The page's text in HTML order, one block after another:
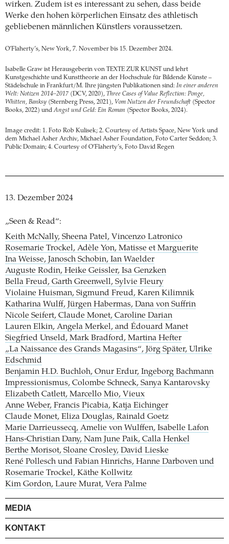
wirken. Zudem ist es interessant zu sehen, dass beide
Werke den hohen körperlichen Einsatz des athletisch
gebliebenen männlichen Künstlers voraussetzen.
O’Flaherty’s, New York, 7. November bis 15. Dezember 2024.
Isabelle Graw ist Herausgeberin von TEXTE ZUR KUNST und lehrt
Kunstgeschichte und Kunsttheorie an der Hochschule für Bildende Künste –
Städelschule in Frankfurt/M. Ihre jüngsten Publikationen sind: In einer anderen
Welt: Notizen 2014–2017 (DCV, 2020), Three Cases of Value Reflection: Ponge,
Whitten, Banksy (Sternberg Press, 2021), Vom Nutzen der Freundschaft (Spector
Books, 2022) und Angst und Geld: Ein Roman (Spector Books, 2024).
Image credit: 1. Foto Rob Kulisek; 2. Courtesy of Artists Space, New York und
dem Michael Asher Archiv, Michael Asher Foundation, Foto Carter Seddon; 3.
Public Domain; 4. Courtesy of O’Flaherty’s, Foto David Regen
13. Dezember 2024
„Seen & Read“:
Keith McNally, Sheena Patel, Vincenzo Latronico
Rosemarie Trockel, Adèle Yon, Matisse et Marguerite
Ina Weisse, Janosch Schobin, Ian Waelder
Auguste Rodin, Heike Geissler, Isa Genzken
Bella Freud, Garth Greenwell, Sylvie Fleury
Violaine Huisman, Sigmund Freud, Karen Kilimnik
Katharina Wulff, Jürgen Habermas, Dana von Suffrin
Nicole Seifert, Claude Monet, Caroline Darian
Lauren Elkin, Angela Merkel, and Édouard Manet
Siegfried Unseld, Mark Bradford, Martina Hefter
„La Naissance des Grands Magasins“, Jörg Später, Ulrike
Edschmid
Benjamin H.D. Buchloh, Onur Erdur, Ingeborg Bachmann
Impressionismus, Colombe Schneck, Sanya Kantarovsky
Elizabeth Catlett, Marcello Mio, Vieux
Anne Weber, Francis Picabia, Katja Eichinger
Claude Monet, Eliza Douglas, Rainald Goetz
Marie Darrieussecq, Amelie von Wulffen, Isabelle Lafon
Hans-Christian Dany, Nam June Paik, Calla Henkel
Berthe Morisot, Sloane Crosley, David Lieske
René Pollesch und Fabian Hinrichs, Hanne Darboven und
Rosemarie Trockel, Käthe Kollwitz
Kim Gordon, Laure Murat, Vera Palme
MEDIA
KONTAKT